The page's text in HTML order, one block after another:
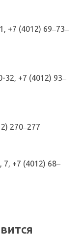
+7 (4012) 69‒73‒
32, +7 (4012) 93‒
270‒277
7, +7 (4012) 68‒